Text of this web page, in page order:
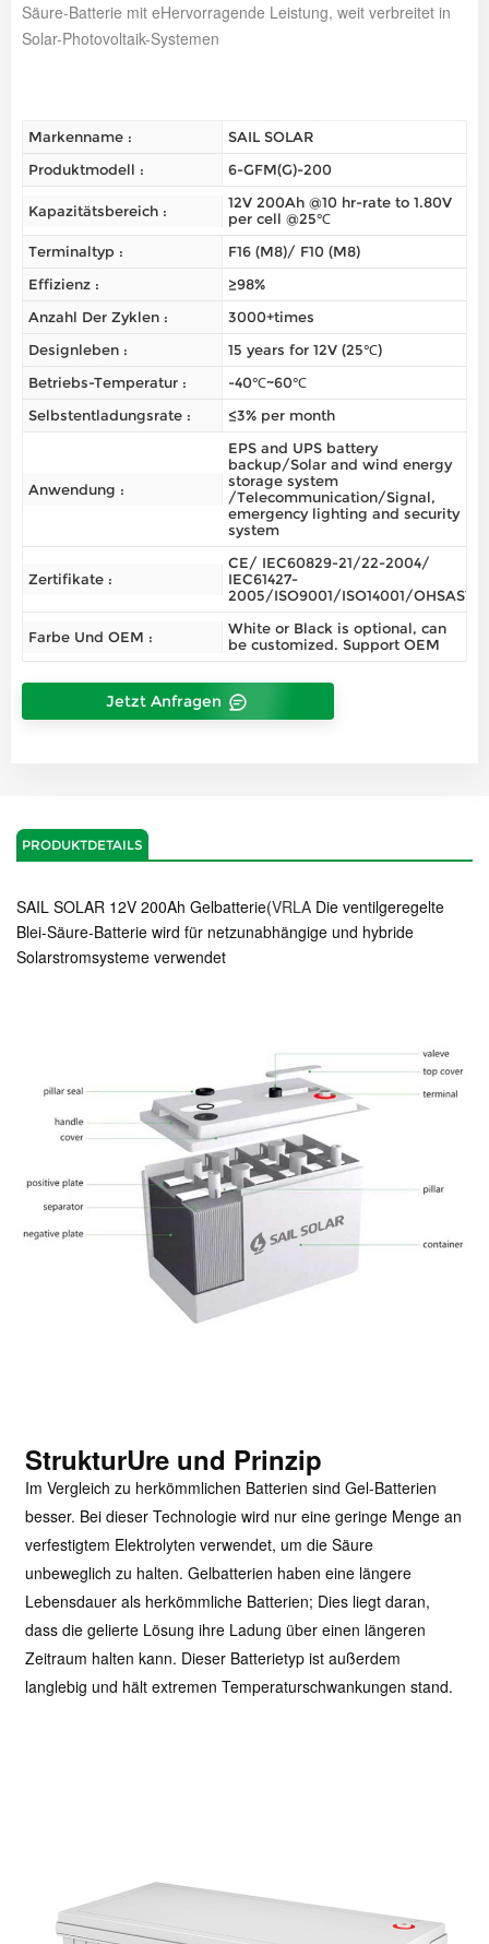
Säure-Batterie mit eHervorragende Leistung, weit verbreitet in
Solar-Photovoltaik-Systemen
Markenname :
SAIL SOLAR
Produktmodell :
6-GFM(G)-200
Kapazitätsbereich :
12V 200Ah @10 hr-rate to 1.80V
per cell @25℃
Terminaltyp :
F16 (M8)/ F10 (M8)
Effizienz :
≥98%
Anzahl Der Zyklen :
3000+times
Designleben :
15 years for 12V (25℃)
Betriebs-Temperatur :
-40℃~60℃
Selbstentladungsrate :
≤3% per month
Anwendung :
EPS and UPS battery
backup/Solar and wind energy
storage system
/Telecommunication/Signal,
emergency lighting and security
system
Zertifikate :
CE/ IEC60829-21/22-2004/
IEC61427-
2005/ISO9001/ISO14001/
Farbe Und OEM :
White or Black is optional, can
be customized. Support OEM
Jetzt Anfragen
PRODUKTDETAILS
SAIL SOLAR 12V 200Ah Gelbatterie(VRLA Die ventilgeregelte
Blei-Säure-Batterie wird für netzunabhängige und hybride
Solarstromsysteme verwendet
StrukturUre und Prinzip
Im Vergleich zu herkömmlichen Batterien sind Gel-Batterien
besser. Bei dieser Technologie wird nur eine geringe Menge an
verfestigtem Elektrolyten verwendet, um die Säure
unbeweglich zu halten. Gelbatterien haben eine längere
Lebensdauer als herkömmliche Batterien; Dies liegt daran,
dass die gelierte Lösung ihre Ladung über einen längeren
Zeitraum halten kann. Dieser Batterietyp ist außerdem
langlebig und hält extremen Temperaturschwankungen stand.